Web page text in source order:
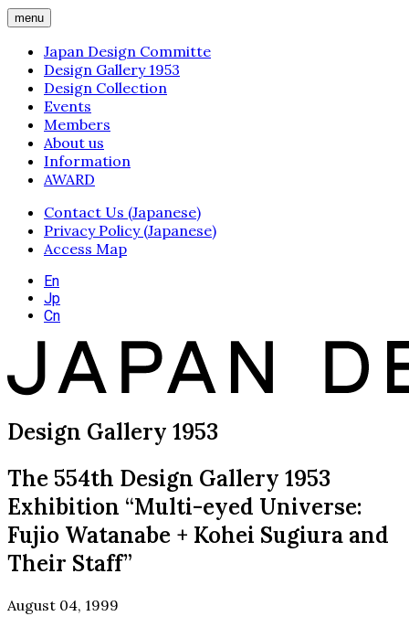
menu
Japan Design Committe
Design Gallery 1953
Design Collection
Events
Members
About us
Information
AWARD
Contact Us (Japanese)
Privacy Policy (Japanese)
Access Map
En
Jp
Cn
Design Gallery 1953
The 554th Design Gallery 1953
Exhibition “Multi-eyed Universe:
Fujio Watanabe + Kohei Sugiura and
Their Staff”
August 04, 1999